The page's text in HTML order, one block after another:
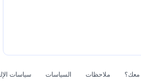
معك؟ ملاحظات السياسات سياسات